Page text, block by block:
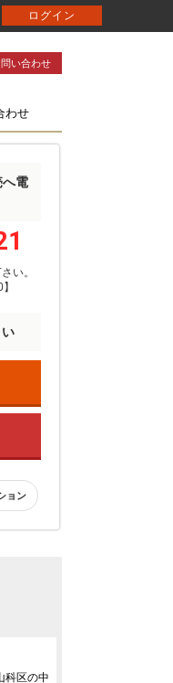
問い合わせ
わせ
へ電
い。
ョン
ログイン